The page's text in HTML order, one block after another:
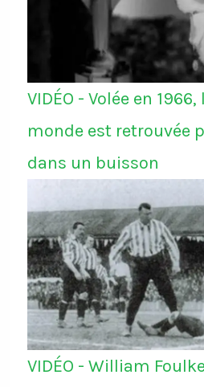
VIDÉO - Volée en
monde est retrouvée
dans un buisson
VIDÉO - William